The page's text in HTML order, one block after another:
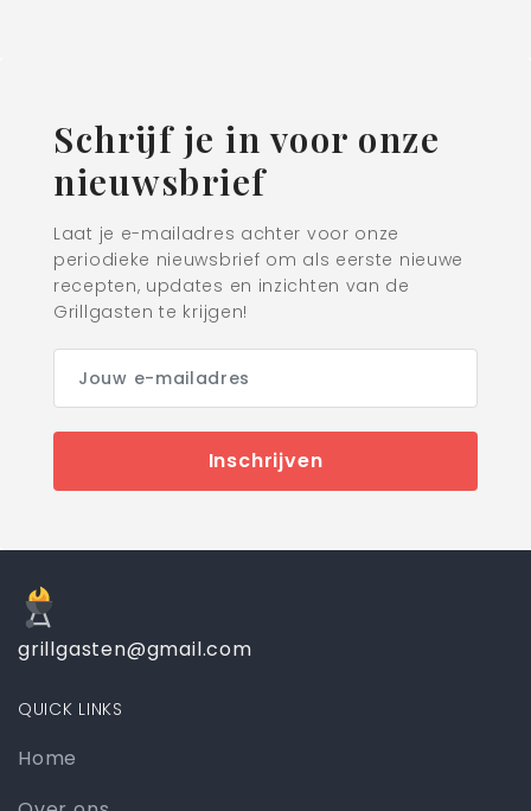
Schrijf je in voor onze
nieuwsbrief
Laat je e-mailadres achter voor onze
periodieke nieuwsbrief om als eerste nieuwe
recepten, updates en inzichten van de
Grillgasten te krijgen!
Inschrijven
grillgasten@gmail.com
QUICK LINKS
Home